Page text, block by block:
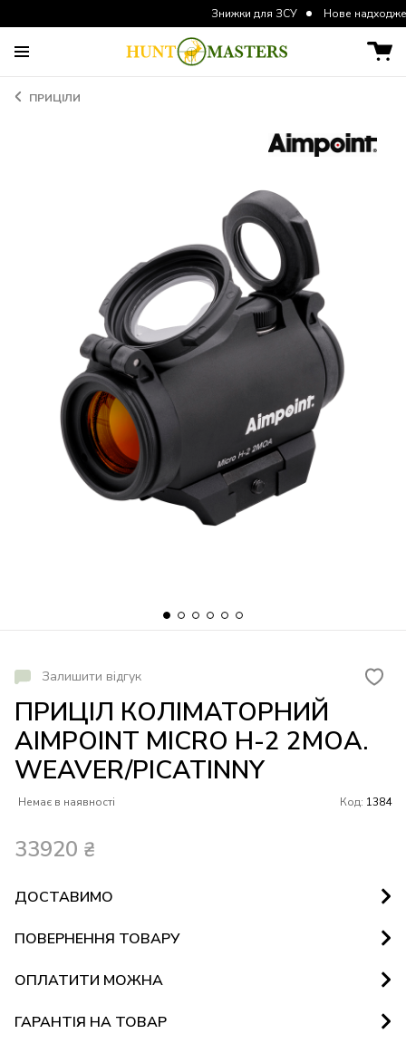
Знижки для ЗСУ Нове надходження
ПРИЦІЛИ
Залишити відгук
ПРИЦІЛ КОЛІМАТОРНИЙ
AIMPOINT MICRO H-2 2МОА.
WEAVER/PICATINNY
Немає в наявності Код: 1384
33920 ₴
ДОСТАВИМО
ПОВЕРНЕННЯ ТОВАРУ
ОПЛАТИТИ МОЖНА
ГАРАНТІЯ НА ТОВАР